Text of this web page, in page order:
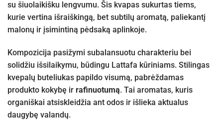
su šiuolaikišku lengvumu. Šis kvapas sukurtas tiems,
kurie vertina išraiškingą, bet subtilų aromatą, paliekantį
malonų ir įsimintiną pėdsaką aplinkoje.
Kompozicija pasižymi subalansuotu charakteriu bei
solidžiu išsilaikymu, būdingu Lattafa kūriniams. Stilingas
kvepalų buteliukas papildo visumą, pabrėždamas
produkto kokybę ir rafinuotumą. Tai aromatas, kuris
organiškai atsiskleidžia ant odos ir išlieka aktualus
daugybę valandų.